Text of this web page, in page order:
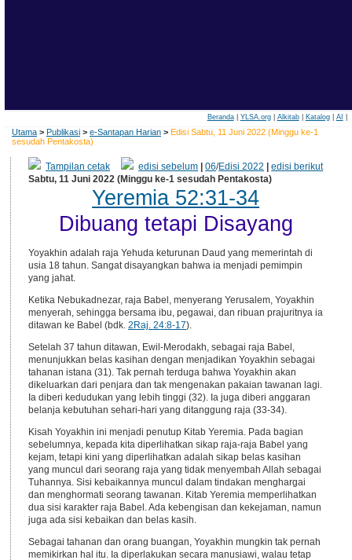
Beranda| YLSA.org| Alkitab| Katalog| AI
Utama > Publikasi > e-Santapan Harian > Edisi Sabtu, 11 Juni 2022 (Minggu ke-1
sesudah Pentakosta)
Tampilan cetak edisi sebelum |06/Edisi 2022 |edisi berikut
Sabtu, 11 Juni 2022 (Minggu ke-1 sesudah Pentakosta)
Yeremia 52:31-34
Dibuang tetapi Disayang
Yoyakhin adalah raja Yehuda keturunan Daud yang memerintah di
usia 18 tahun. Sangat disayangkan bahwa ia menjadi pemimpin
yang jahat.
Ketika Nebukadnezar, raja Babel, menyerang Yerusalem, Yoyakhin
menyerah, sehingga bersama ibu, pegawai, dan ribuan prajuritnya ia
ditawan ke Babel (bdk. 2Raj. 24:8-17).
Setelah 37 tahun ditawan, Ewil-Merodakh, sebagai raja Babel,
menunjukkan belas kasihan dengan menjadikan Yoyakhin sebagai
tahanan istana (31). Tak pernah terduga bahwa Yoyakhin akan
dikeluarkan dari penjara dan tak mengenakan pakaian tawanan lagi.
Ia diberi kedudukan yang lebih tinggi (32). Ia juga diberi anggaran
belanja kebutuhan sehari-hari yang ditanggung raja (33-34).
Kisah Yoyakhin ini menjadi penutup Kitab Yeremia. Pada bagian
sebelumnya, kepada kita diperlihatkan sikap raja-raja Babel yang
kejam, tetapi kini yang diperlihatkan adalah sikap belas kasihan
yang muncul dari seorang raja yang tidak menyembah Allah sebagai
Tuhannya. Sisi kebaikannya muncul dalam tindakan menghargai
dan menghormati seorang tawanan. Kitab Yeremia memperlihatkan
dua sisi karakter raja Babel. Ada kebengisan dan kekejaman, namun
juga ada sisi kebaikan dan belas kasih.
Sebagai tahanan dan orang buangan, Yoyakhin mungkin tak pernah
memikirkan hal itu. Ia diperlakukan secara manusiawi, walau tetap